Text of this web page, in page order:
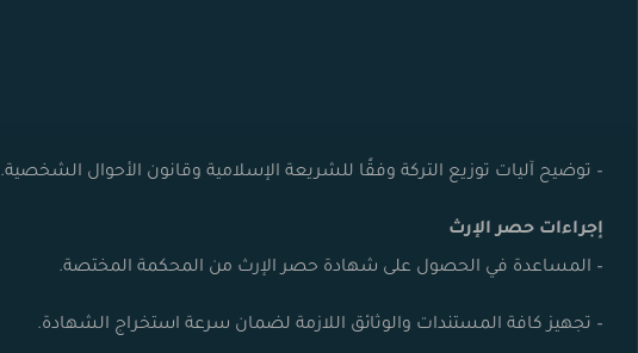
– توضيح آليات توزيع التركة وفقًا للشريعة الإسلامية وقانون الأحوال الشخصية.
إجراءات حصر الإرث
– المساعدة في الحصول على شهادة حصر الإرث من المحكمة المختصة.
– تجهيز كافة المستندات والوثائق اللازمة لضمان سرعة استخراج الشهادة.